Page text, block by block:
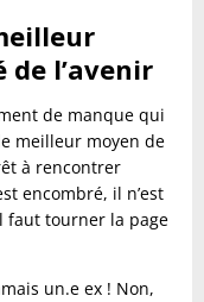
de l’avenir
de manque qui
meilleur moyen de
à rencontrer
encombré, il n’est
faut tourner la page
un.e ex ! Non,